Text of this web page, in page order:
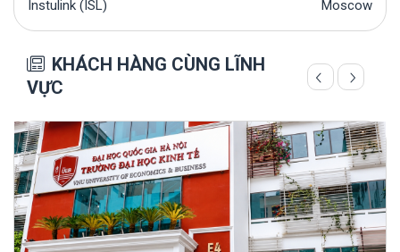
Instulink (ISL)
Moscow
KHÁCH HÀNG CÙNG LĨNH
VỰC